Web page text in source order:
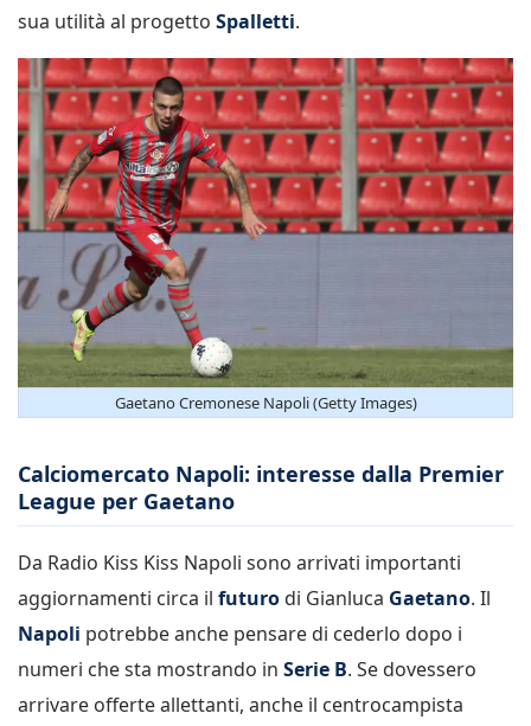
sua utilità al progetto Spalletti.
Gaetano Cremonese Napoli (Getty Images)
Calciomercato Napoli: interesse dalla Premier
League per Gaetano
Da Radio Kiss Kiss Napoli sono arrivati importanti
aggiornamenti circa il futuro di Gianluca Gaetano. Il
Napoli potrebbe anche pensare di cederlo dopo i
numeri che sta mostrando in Serie B. Se dovessero
arrivare offerte allettanti, anche il centrocampista